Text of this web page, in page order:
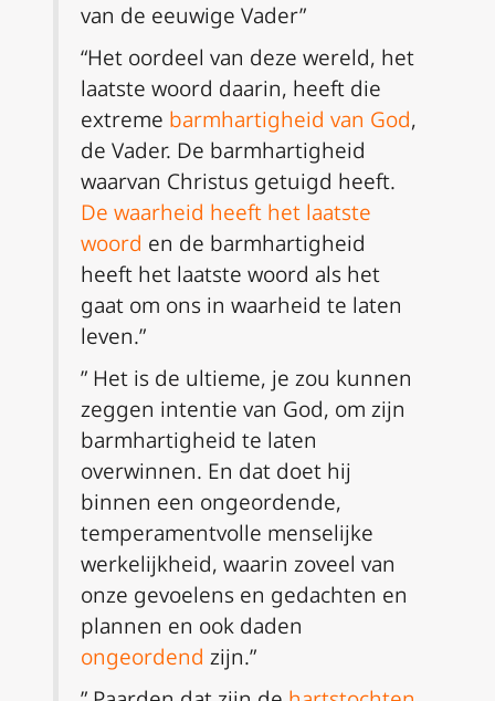
van de eeuwige Vader”
“Het oordeel van deze wereld, het
laatste woord daarin, heeft die
extreme barmhartigheid van God,
de Vader. De barmhartigheid
waarvan Christus getuigd heeft.
De waarheid heeft het laatste
woord en de barmhartigheid
heeft het laatste woord als het
gaat om ons in waarheid te laten
leven.”
” Het is de ultieme, je zou kunnen
zeggen intentie van God, om zijn
barmhartigheid te laten
overwinnen. En dat doet hij
binnen een ongeordende,
temperamentvolle menselijke
werkelijkheid, waarin zoveel van
onze gevoelens en gedachten en
plannen en ook daden
ongeordend zijn.”